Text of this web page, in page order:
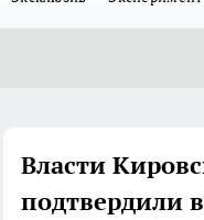
Власти
подтвердили